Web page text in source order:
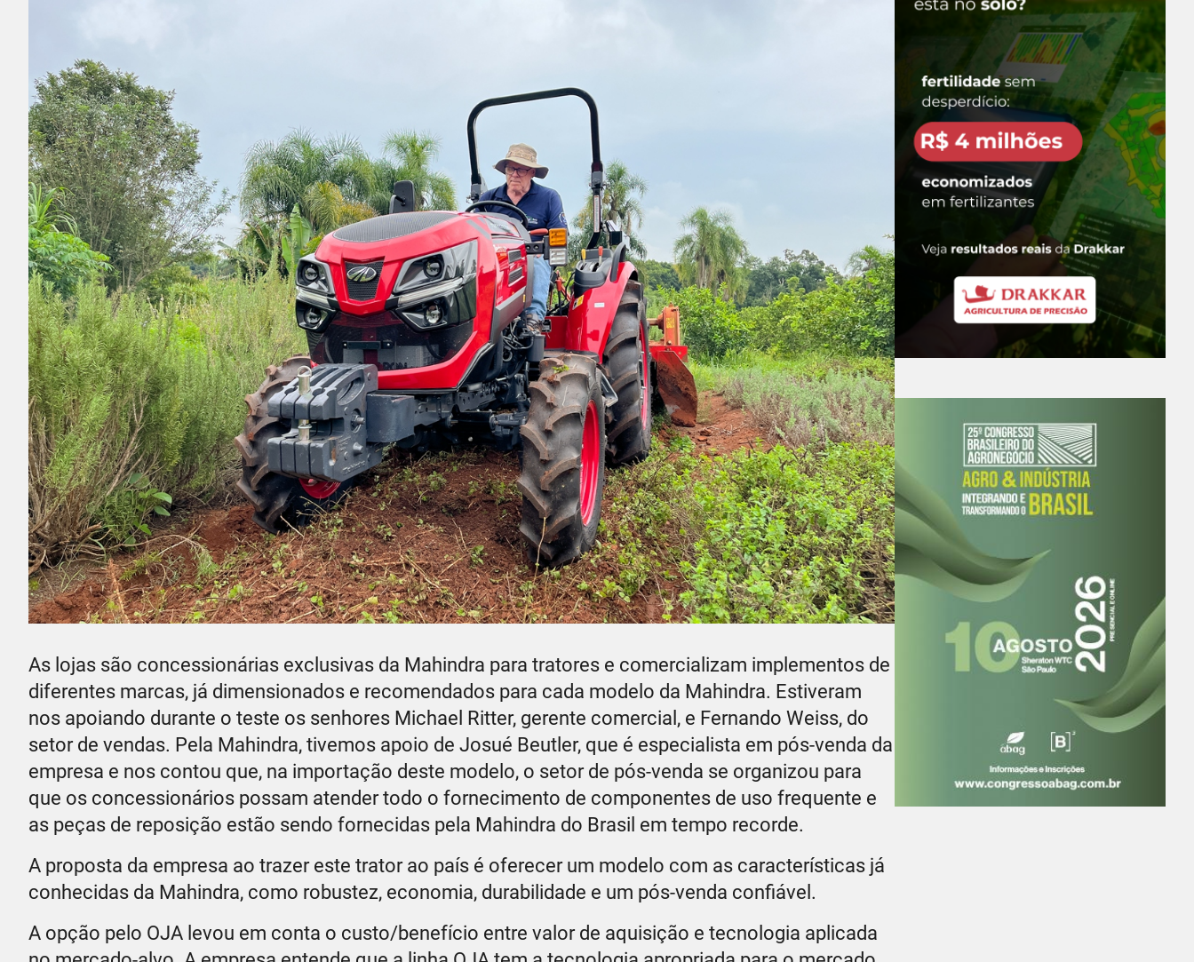
As lojas são concessionárias exclusivas da Mahindra para tratores e comercializam implementos de
diferentes marcas, já dimensionados e recomendados para cada modelo da Mahindra. Estiveram
nos apoiando durante o teste os senhores Michael Ritter, gerente comercial, e Fernando Weiss, do
setor de vendas. Pela Mahindra, tivemos apoio de Josué Beutler, que é especialista em pós-venda da
empresa e nos contou que, na importação deste modelo, o setor de pós-venda se organizou para
que os concessionários possam atender todo o fornecimento de componentes de uso frequente e
as peças de reposição estão sendo fornecidas pela Mahindra do Brasil em tempo recorde.
A proposta da empresa ao trazer este trator ao país é oferecer um modelo com as características já
conhecidas da Mahindra, como robustez, economia, durabilidade e um pós-venda confiável.
A opção pelo OJA levou em conta o custo/benefício entre valor de aquisição e tecnologia aplicada